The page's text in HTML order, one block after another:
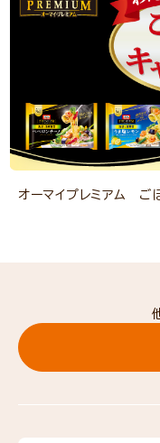
オーマイプレミアム ご